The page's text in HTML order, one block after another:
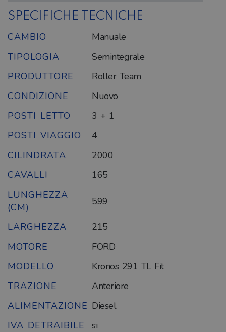
SPECIFICHE TECNICHE
CAMBIO
Manuale
TIPOLOGIA
Semintegrale
PRODUTTORE
Roller Team
CONDIZIONE
Nuovo
POSTI LETTO
3 + 1
POSTI VIAGGIO
4
CILINDRATA
2000
CAVALLI
165
LUNGHEZZA
(CM)
599
LARGHEZZA
215
MOTORE
FORD
MODELLO
Kronos 291 TL Fit
TRAZIONE
Anteriore
ALIMENTAZIONE Diesel
IVA DETRAIBILE
si